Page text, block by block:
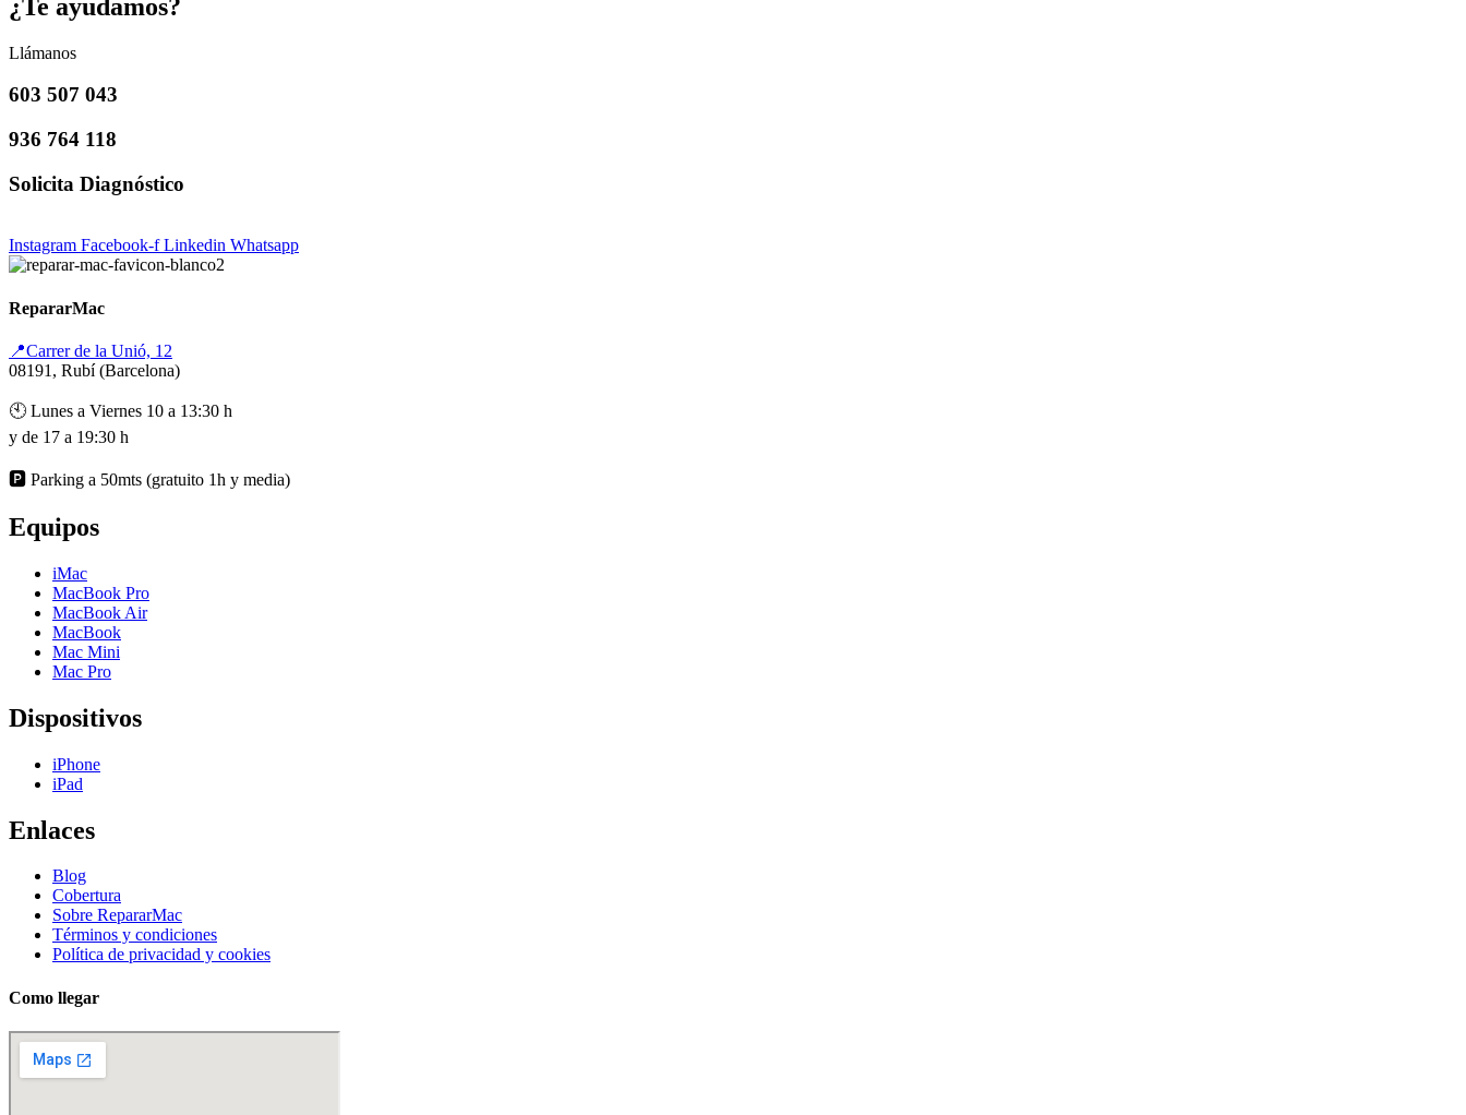
¿Te ayudamos?
Llámanos
603 507 043
936 764 118
Solicita Diagnóstico
Instagram Facebook-f Linkedin Whatsapp
RepararMac
📍Carrer de la Unió, 12
08191, Rubí (Barcelona)
🕙 Lunes a Viernes 10 a 13:30 h
y de 17 a 19:30 h
🅿️ Parking a 50mts (gratuito 1h y media)
Equipos
iMac
MacBook Pro
MacBook Air
MacBook
Mac Mini
Mac Pro
Dispositivos
iPhone
iPad
Enlaces
Blog
Cobertura
Sobre RepararMac
Términos y condiciones
Política de privacidad y cookies
Como llegar